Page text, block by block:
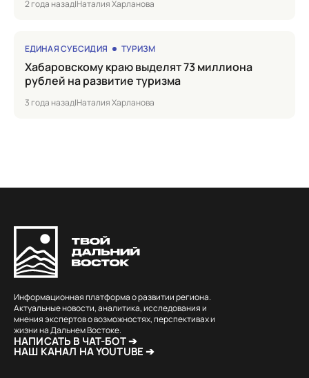
2 года назад|Наталия Харланова
ЕДИНАЯ СУБСИДИЯ ТУРИЗМ
Хабаровскому краю выделят 73 миллиона
рублей на развитие туризма
3 года назад|Наталия Харланова
Информационная платформа о развитии региона.
Актуальные новости, аналитика, исследования и
мнения экспертов о возможностях, перспективах и
жизни на Дальнем Востоке.
НАПИСАТЬ В ЧАТ-БОТ ➔
НАШ КАНАЛ НА YOUTUBE ➔